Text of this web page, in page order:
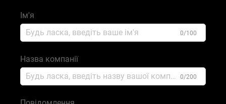
Ім'я
0/100
Назва компанії
0/200